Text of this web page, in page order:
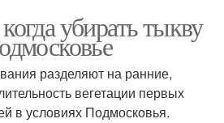
убирать тыкву
разделяют на ранние,
вегетации первых
в условиях Подмосковья.